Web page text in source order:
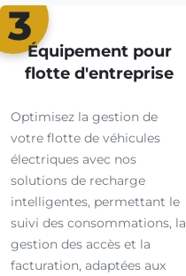
3
Équipement pour
flotte d'entreprise
Optimisez la gestion de
votre flotte de véhicules
électriques avec nos
solutions de recharge
intelligentes, permettant le
suivi des consommations, la
gestion des accès et la
facturation, adaptées aux